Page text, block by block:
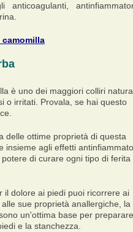
è uno dei maggiori colliri
o irritati. Provala, se hai questo
delle ottime proprietà di questa
insieme agli effetti
di curare ogni tipo di ferita
il dolore ai piedi puoi ricorrere ai
sue proprietà anallergiche, la
un'ottima base per preparare
e la stanchezza.